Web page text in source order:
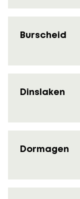
Burscheid
Dinslaken
Dormagen